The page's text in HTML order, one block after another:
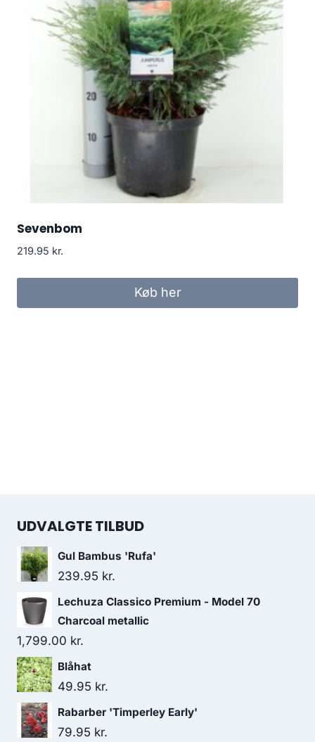
Sevenbom
219.95 kr.
Køb her
UDVALGTE TILBUD
Gul Bambus 'Rufa'
239.95 kr.
Lechuza Classico Premium - Model 70
Charcoal metallic
1,799.00 kr.
Blåhat
49.95 kr.
Rabarber 'Timperley Early'
79.95 kr.